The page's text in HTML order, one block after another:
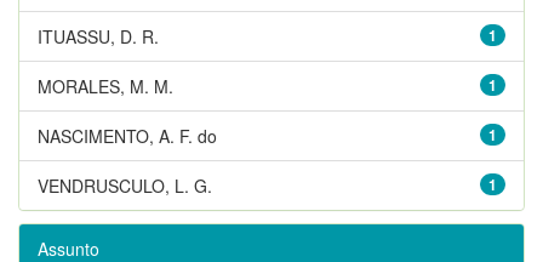
1
ITUASSU, D. R.
1
MORALES, M. M.
1
NASCIMENTO, A. F. do
1
VENDRUSCULO, L. G.
Assunto